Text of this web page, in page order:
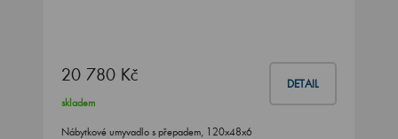
20 780 Kč DETAIL
skladem
Nábytkové umyvadlo s přepadem, 120x48x6